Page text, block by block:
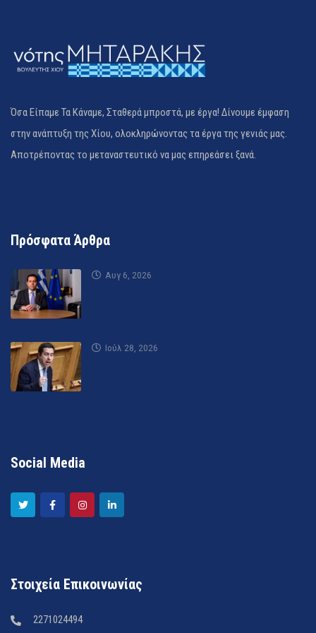
Όσα Είπαμε Τα Κάναμε, Σταθερά μπροστά, με έργα! Δίνουμε έμφαση
στην ανάπτυξη της Χίου, ολοκληρώνοντας τα έργα της γενιάς μας.
Αποτρέποντας το μεταναστευτικό να μας επηρεάσει ξανά.
Πρόσφατα Άρθρα
Αυγ 6, 2026
Ιούλ 28, 2026
Social Media
Στοιχεία Επικοινωνίας
2271024494